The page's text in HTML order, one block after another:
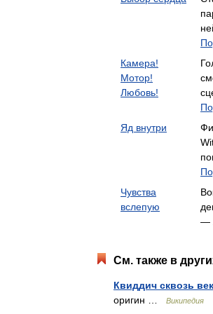
Камера!
Мотор!
Любовь!
Яд внутри
Чувства
вслепую
—
См. также в
Квиддич сквозь
оригин …
Википедия